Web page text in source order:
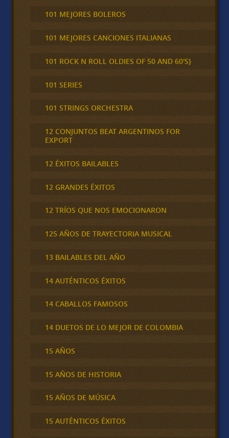
101 MEJORES BOLEROS
101 MEJORES CANCIONES ITALIANAS
101 ROCK N ROLL OLDIES OF 50 AND 60'S}
101 SERIES
101 STRINGS ORCHESTRA
12 CONJUNTOS BEAT ARGENTINOS FOR
EXPORT
12 ÉXITOS BAILABLES
12 GRANDES ÉXITOS
12 TRÍOS QUE NOS EMOCIONARON
125 AÑOS DE TRAYECTORIA MUSICAL
13 BAILABLES DEL AÑO
14 AUTÉNTICOS ÉXITOS
14 CABALLOS FAMOSOS
14 DUETOS DE LO MEJOR DE COLOMBIA
15 AÑOS
15 AÑOS DE HISTORIA
15 AÑOS DE MÚSICA
15 AUTÉNTICOS ÉXITOS